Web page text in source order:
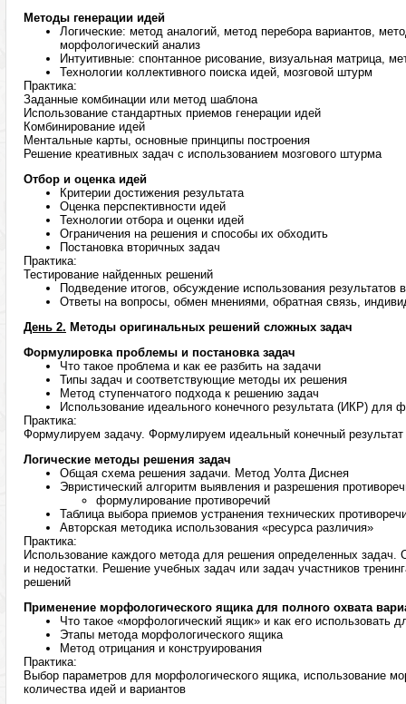
Методы генерации идей
Логические: метод аналогий, метод перебора вариантов,
морфологический анализ
Интуитивные: спонтанное рисование, визуальная матрица,
Технологии коллективного поиска идей, мозговой штурм
Практика:
Заданные комбинации или метод шаблона
Использование стандартных приемов генерации идей
Комбинирование идей
Ментальные карты, основные принципы построения
Решение креативных задач с использованием мозгового штурма
Отбор и оценка идей
Критерии достижения результата
Оценка перспективности идей
Технологии отбора и оценки идей
Ограничения на решения и способы их обходить
Постановка вторичных задач
Практика:
Тестирование найденных решений
Подведение итогов, обсуждение использования результатов
Ответы на вопросы, обмен мнениями, обратная связь,
День 2. Методы оригинальных решений сложных задач
Формулировка проблемы и постановка задач
Что такое проблема и как ее разбить на задачи
Типы задач и соответствующие методы их решения
Метод ступенчатого подхода к решению задач
Использование идеального конечного результата (ИКР) для
Практика:
Формулируем задачу. Формулируем идеальный конечный результат
Логические методы решения задач
Общая схема решения задачи. Метод Уолта Диснея
Эвристический алгоритм выявления и разрешения
формулирование противоречий
Таблица выбора приемов устранения технических
Авторская методика использования «ресурса различия»
Практика:
Использование каждого метода для решения определенных задач.
и недостатки. Решение учебных задач или задач участников
решений
Применение морфологического ящика для полного охвата
Что такое «морфологический ящик» и как его использовать
Этапы метода морфологического ящика
Метод отрицания и конструирования
Практика:
Выбор параметров для морфологического ящика, использование
количества идей и вариантов